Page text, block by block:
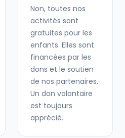
Non, toutes nos
activités sont
gratuites pour les
enfants. Elles sont
financées par les
dons et le soutien
de nos partenaires.
Un don volontaire
est toujours
apprécié.